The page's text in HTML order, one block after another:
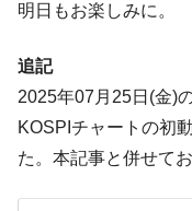
は韓国で『BYD』車
1.9倍！
『Money1』
在韓
く空港に詰めかけ「
ドを掲げる「在韓反
『Money1』
韓国政
明日もお楽しみに。
追記
2025年07月25日(金)
KOSPIチャートの初
た。本記事と併せて